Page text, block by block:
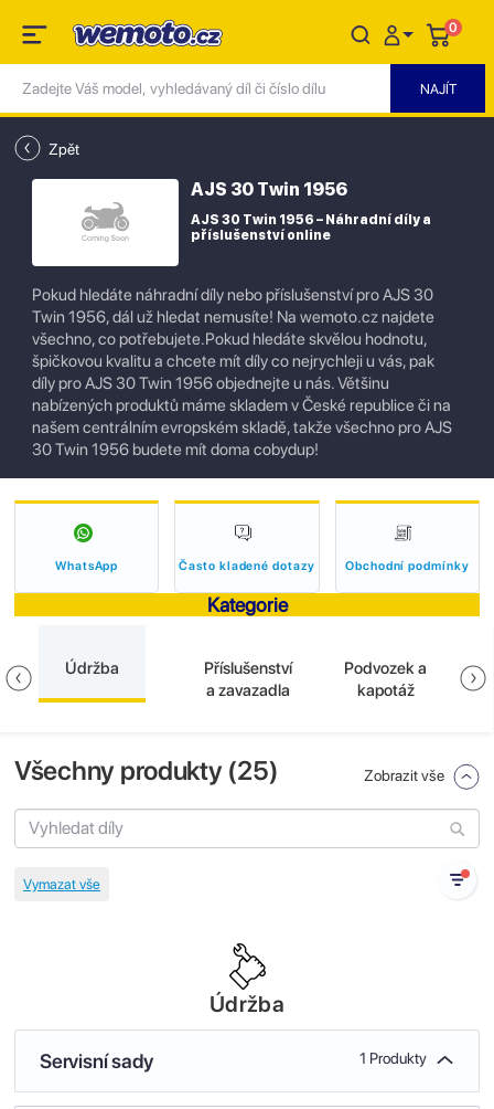
0
Zpět
AJS 30 Twin 1956
AJS 30 Twin 1956 – Náhradní díly a
příslušenství online
Pokud hledáte náhradní díly nebo příslušenství pro AJS 30
Twin 1956, dál už hledat nemusíte! Na wemoto.cz najdete
všechno, co potřebujete.Pokud hledáte skvělou hodnotu,
špičkovou kvalitu a chcete mít díly co nejrychleji u vás, pak
díly pro AJS 30 Twin 1956 objednejte u nás. Většinu
nabízených produktů máme skladem v České republice či na
našem centrálním evropském skladě, takže všechno pro AJS
30 Twin 1956 budete mít doma cobydup!
WhatsApp Často kladené dotazy Obchodní podmínky
Kategorie
Údržba
Příslušenství
a zavazadla
Podvozek a
kapotáž
Všechny produkty (25) Zobrazit vše
Údržba
Servisní sady 1 Produkty